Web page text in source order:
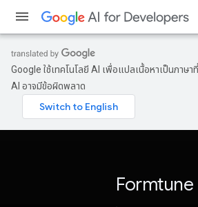
Google ใช้เทคโนโลยี AI เพื่อแปลเนื้อหาเป็นภาษ
AI อาจมีข้อผิดพลาด
Formtune